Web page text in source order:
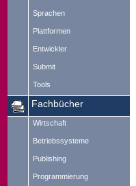
Sprachen
Plattformen
Entwickler
Submit
Tools
Fachbücher
Wirtschaft
Betriebssysteme
Publishing
Programmierung